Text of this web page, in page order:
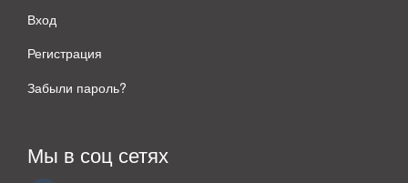
Вход
Регистрация
Забыли пароль?
Мы в соц сетях